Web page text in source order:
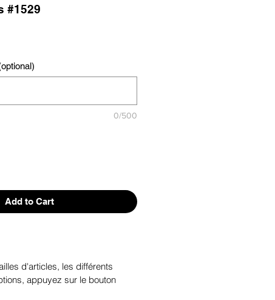
#1529
0/500
Add to Cart
d'articles, les différents
appuyez sur le bouton